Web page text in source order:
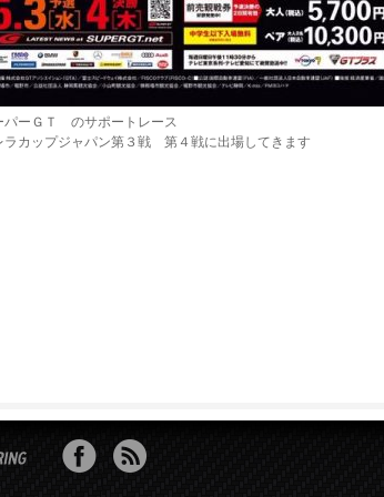
パーＧＴ のサポートレース
ラカップジャパン第３戦 第４戦に出場してきます